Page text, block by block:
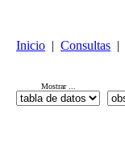
Inicio | Consultas |
Mostrar ...